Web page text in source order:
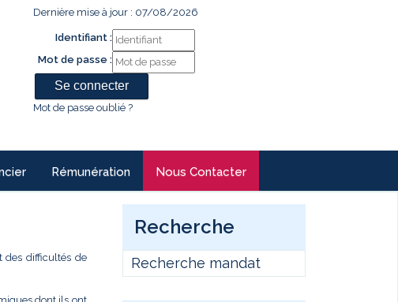
Dernière mise à jour : 07/08/2026
Identifiant :
Mot de passe :
Mot de passe oublié ?
Rémunération Nous Contacter
des difficultés de
Recherche
Recherche mandat